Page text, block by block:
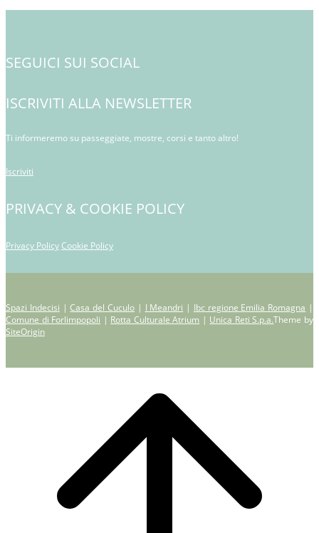
SEGUICI SUI SOCIAL
ISCRIVITI ALLA NEWSLETTER
Ti informeremo su passeggiate, mostre, corsi e tanto altro!
Iscriviti
PRIVACY & COOKIE POLICY
Privacy Policy Cookie Policy
Spazi Indecisi |Casa del Cuculo| I Meandri | Ibc regione Emilia Romagna |
Comune di Forlimpopoli | Rotta Culturale Atrium | Unica Reti S.p.a.Theme by
SiteOrigin